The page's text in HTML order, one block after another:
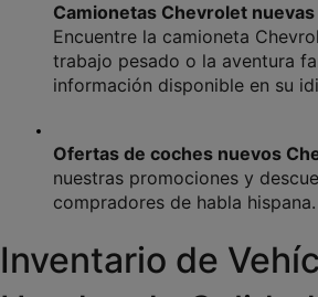
Camionetas Chevrolet
Encuentre la camioneta
trabajo pesado o la aventura
información disponible en su
Ofertas de coches nuevos
nuestras promociones y
compradores de habla hispana.
Inventario de